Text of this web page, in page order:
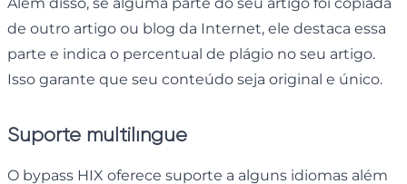
de outro artigo ou blog da Internet, ele destaca essa
parte e indica o percentual de plágio no seu artigo.
Isso garante que seu conteúdo seja original e único.
Suporte multilíngue
O bypass HIX oferece suporte a alguns idiomas além